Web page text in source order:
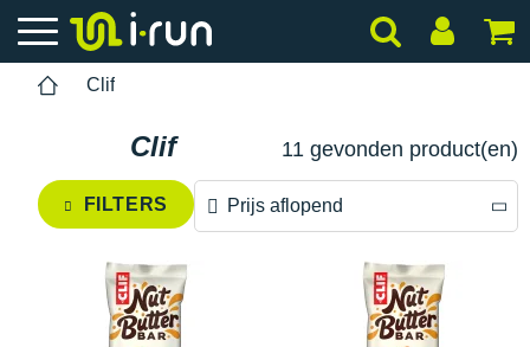
Clif
Clif 11 gevonden product(en)
FILTERS Prijs aflopend